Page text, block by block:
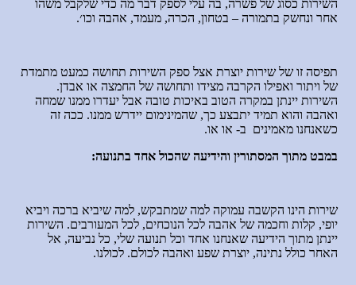
השירות כסוג של פשרה, בה עלי לספק דבר מה כדי שלקבל משהו
אחר ונחשק בתמורה – בטחון, הכרה, מעמד, אהבה וכו׳.
תפיסה זו של שירות יוצרת אצל ספק השירות תחושה כמעט מתמדת
של ויתור ואפילו הקרבה מצידו ותחושה של החמצה או אבדן.
השירות יינתן במקרה הטוב באיכות טובה אבל יעדרו ממנו שמחה
ואהבה והוא תמיד יתבצע כך, שהמינימום יידרש ממנו. ככה זה
כשאנחנו מאמינים ב- או או.
במבט מתוך המסתורין והידיעה שהכול אחד בתנועה:
שירות הינו הקשבה עמוקה למה שמתבקש, למה שיביא ברכה ויביא
יופי, קלות וחכמה של אהבה לכל הנוכחים, לכל המעורבים. השירות
יינתן מתוך הידיעה שאנחנו אחד וכל תנועה שלי, כל נביעה, אל
האחר כולל נתינה, יוצרת שפע ואהבה לכולם. לכולנו.